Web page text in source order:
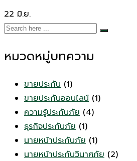
22 มิ.ย.
หมวดหมู่บทความ
ขายประกัน (1)
ขายประกันออนไลน์ (1)
ความรู้ประกันภัย (4)
ธุรกิจประกันภัย (1)
นายหน้าประกันภัย (1)
นายหน้าประกันวินาศภัย (2)